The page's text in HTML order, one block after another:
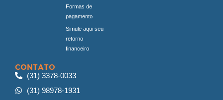
Formas de
pagamento
Simule aqui seu
retorno
financeiro
CONTATO
(31) 3378-0033
(31) 98978-1931